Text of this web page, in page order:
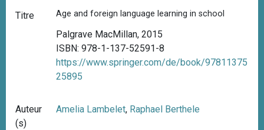
Titre Age and foreign language learning in school
Palgrave MacMillan, 2015
ISBN: 978-1-137-52591-8
https://www.springer.com/de/book/97811375
25895
Auteur
(s)
Amelia Lambelet, Raphael Berthele